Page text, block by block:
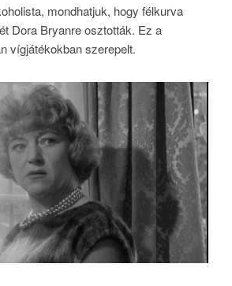
mondhatjuk, hogy félkurva
Dora Bryanre osztották. Ez a
vígjátékokban szerepelt.